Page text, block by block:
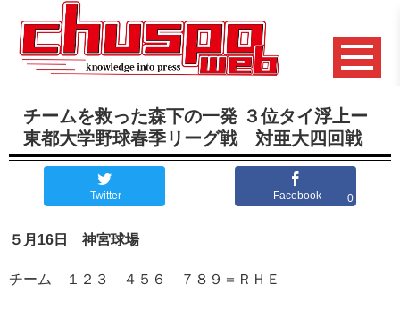
チームを救った森下の一発 ３位タイ浮上ー
東都大学野球春季リーグ戦 対亜大四回戦
Twitter Facebook 0
５月16日 神宮球場
チーム １２３ ４５６ ７８９＝ＲＨＥ